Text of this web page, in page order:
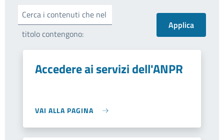
Cerca i contenuti che nel
titolo contengono:
Accedere ai servizi dell'ANPR
VAI ALLA PAGINA